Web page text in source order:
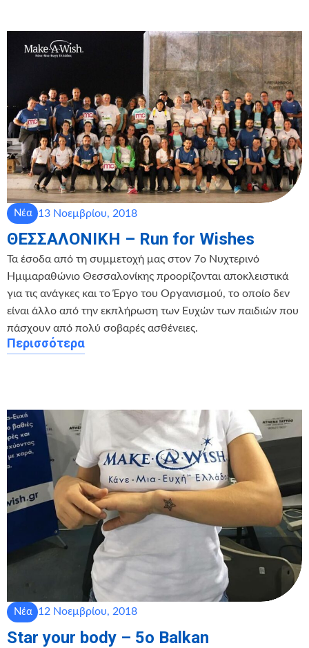
Νέα 13 Νοεμβρίου, 2018
ΘΕΣΣΑΛΟΝΙΚΗ – Run for Wishes
Τα έσοδα από τη συμμετοχή μας στον 7o Νυχτερινό
Ημιμαραθώνιο Θεσσαλονίκης προορίζονται αποκλειστικά
για τις ανάγκες και το Έργο του Οργανισμού, το οποίο δεν
είναι άλλο από την εκπλήρωση των Ευχών των παιδιών που
πάσχουν από πολύ σοβαρές ασθένειες.
Περισσότερα
Νέα 12 Νοεμβρίου, 2018
Star your body – 5ο Balkan